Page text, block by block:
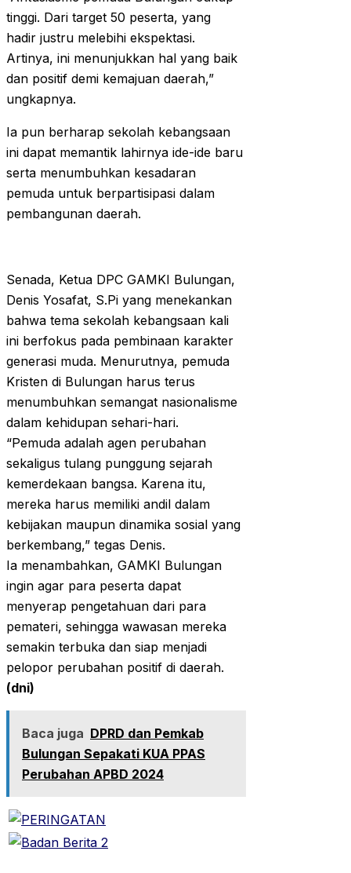
tinggi. Dari target 50 peserta, yang
hadir justru melebihi ekspektasi.
Artinya, ini menunjukkan hal yang baik
dan positif demi kemajuan daerah,”
ungkapnya.
Ia pun berharap sekolah kebangsaan
ini dapat memantik lahirnya ide-ide baru
serta menumbuhkan kesadaran
pemuda untuk berpartisipasi dalam
pembangunan daerah.
Senada, Ketua DPC GAMKI Bulungan,
Denis Yosafat, S.Pi yang menekankan
bahwa tema sekolah kebangsaan kali
ini berfokus pada pembinaan karakter
generasi muda. Menurutnya, pemuda
Kristen di Bulungan harus terus
menumbuhkan semangat nasionalisme
dalam kehidupan sehari-hari.
“Pemuda adalah agen perubahan
sekaligus tulang punggung sejarah
kemerdekaan bangsa. Karena itu,
mereka harus memiliki andil dalam
kebijakan maupun dinamika sosial yang
berkembang,” tegas Denis.
Ia menambahkan, GAMKI Bulungan
ingin agar para peserta dapat
menyerap pengetahuan dari para
pemateri, sehingga wawasan mereka
semakin terbuka dan siap menjadi
pelopor perubahan positif di daerah.
(dni)
Baca juga DPRD dan Pemkab
Bulungan Sepakati KUA PPAS
Perubahan APBD 2024